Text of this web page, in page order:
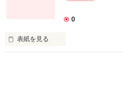
0
表紙を見る